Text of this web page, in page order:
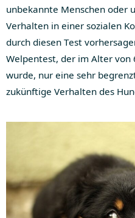
unbekannte Menschen oder
Verhalten in einer sozialen
durch diesen Test
Welpentest, der im Alter von
wurde, nur eine sehr
zukünftige Verhalten des